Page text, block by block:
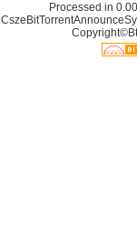
Processed in